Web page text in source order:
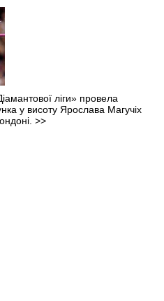
ліги» провела
у висоту Ярослава Магучіх
>>